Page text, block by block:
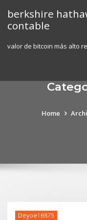
content
berkshire
contable
valor de bitcoin más alto
Home
Deyoe16875